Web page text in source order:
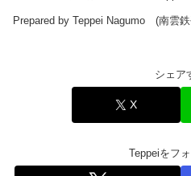
Prepared by Teppei Nagumo (南雲
シェア
X
Teppeiをフ